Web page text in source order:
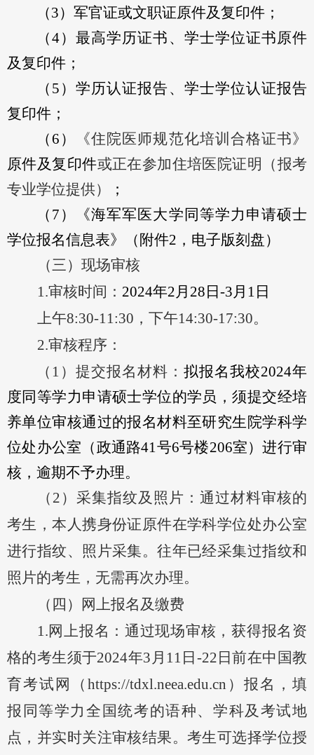
（3） 军官证或文职证原件及复印件；
（4）最高学历证书 、学士学位证书原件
及复印件；
（ 5 ）学历认证报告、学士学位认证报告
复印件；
（ 6 ）
《住院医师规范化培训合格证书》
原件及复印件或正在参加住培医院证明（报考
专业学位提供）
；
（ 7 ） 《海军军医大学同等学力申请硕士
学位报名信息表》 （附件2，电子版刻盘）
（三）现场审核
1.审核时间： 2024年2月 28 日 -3月 1 日
上午8:30-11:30 ，下午14:30-17:30。
2.审核程序：
（ 1） 提交报名材料： 拟报名我校2024年
度同等学力申请硕士学位的学员，须提交经培
养单位审核通过的报名材料至研究生院学科学
位处办公室（政通路41号6号楼206室）进行审
核 ，逾期不予办理。
（ 2）采集指纹及照片： 通过材料审核的
考生，本人携身份证原件在学科学位处办公室
进行指纹、照片采集。往年已经采集过指纹和
照片的考生 ，无需再次办理。
（四）网上报名及缴费
1.网上报名：通过现场审核，获得报名资
格的考生须于2024年3月 11 日 -22 日前在中国教
育考试网（ https://tdxl.neea.edu.cn）报名，填
报同等学力全国统考的语种、学科及考试地
点，并实时关注审核结果。考生可选择学位授